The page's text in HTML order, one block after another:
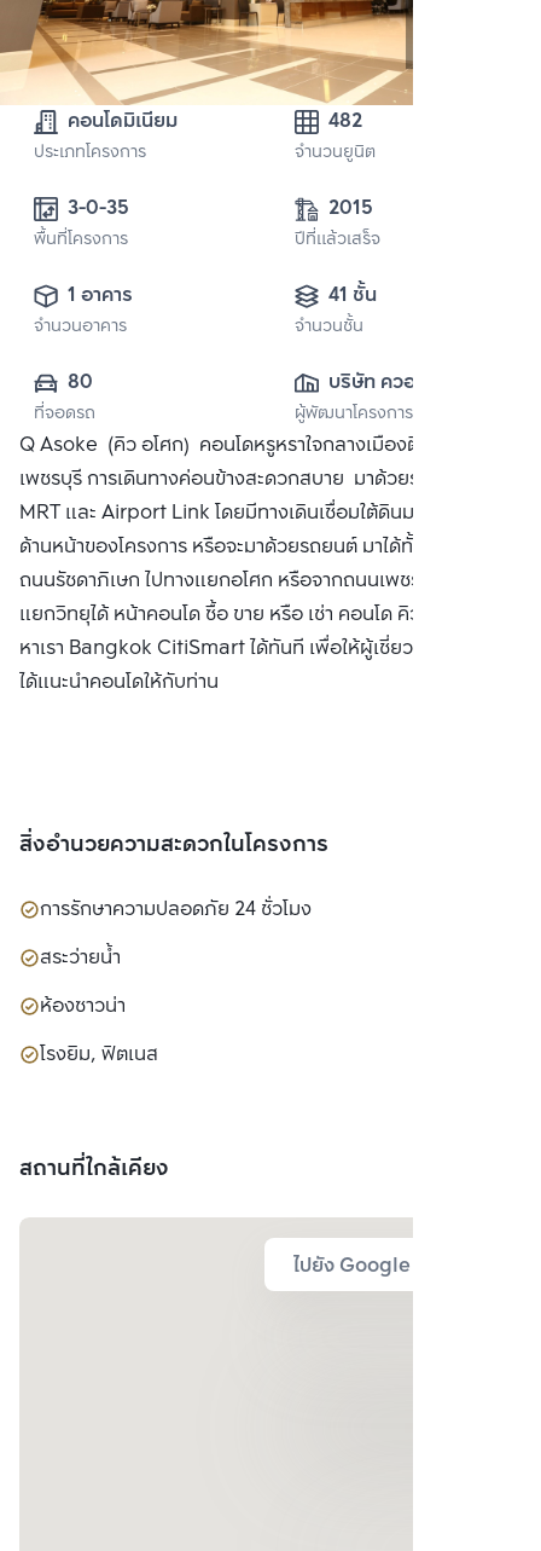
คอนโดมิเนียม
ประเภทโครงการ
482
จำนวนยูนิต
พื้นที่โครงการ
2015
ปีที่แล้วเสร็จ
1 อาคาร
จำนวนอาคาร
41 ชั้น
จำนวนชั้น
80
ที่จอดรถ
บริษัท ควอลิตี้เฮ้าส์
จำกัด (มหาชน)
ผู้พัฒนาโครงการ
Q Asoke (คิว อโศก) คอนโดหรูหราใจกลางเมืองติด MRT
เพชรบุรี การเดินทางค่อนข้างสะดวกสบาย มาด้วยรถไฟฟ้า ทั้ง
MRT และ Airport Link โดยมีทางเดินเชื่อมใต้ดินมาถึงบริเวณ
ด้านหน้าของโครงการ หรือจะมาด้วยรถยนต์ มาได้ทั้งจากทาง
ถนนรัชดาภิเษก ไปทางแยกอโศก หรือจากถนนเพชรบุรีไปทาง
แยกวิทยุได้ หน้าคอนโด ซื้อ ขาย หรือ เช่า คอนโด คิว อโศก ติดต่อ
หาเรา Bangkok CitiSmart ได้ทันที เพื่อให้ผู้เชี่ยวชาญของเรา
ได้แนะนำคอนโดให้กับท่าน
สิ่งอำนวยความสะดวกในโครงการ
การรักษาความปลอดภัย 24 ชั่วโมง
สระว่ายน้ำ
ห้องซาวน่า
โรงยิม, ฟิตเนส
สถานที่ใกล้เคียง
ไปยัง Google Map